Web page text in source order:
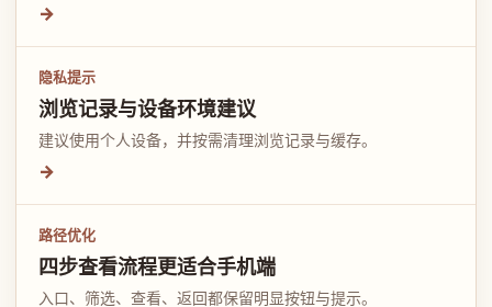
→
隐私提示
浏览记录与设备环境建议
建议使用个人设备，并按需清理浏览记录与缓存。
→
路径优化
四步查看流程更适合手机端
入口、筛选、查看、返回都保留明显按钮与提示。